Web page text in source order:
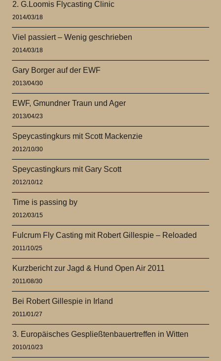
2. G.Loomis Flycasting Clinic
2014/03/18
Viel passiert – Wenig geschrieben
2014/03/18
Gary Borger auf der EWF
2013/04/30
EWF, Gmundner Traun und Ager
2013/04/23
Speycastingkurs mit Scott Mackenzie
2012/10/30
Speycastingkurs mit Gary Scott
2012/10/12
Time is passing by
2012/03/15
Fulcrum Fly Casting mit Robert Gillespie – Reloaded
2011/10/25
Kurzbericht zur Jagd & Hund Open Air 2011
2011/08/30
Bei Robert Gillespie in Irland
2011/01/27
3. Europäisches Gespließtenbauertreffen in Witten
2010/10/23